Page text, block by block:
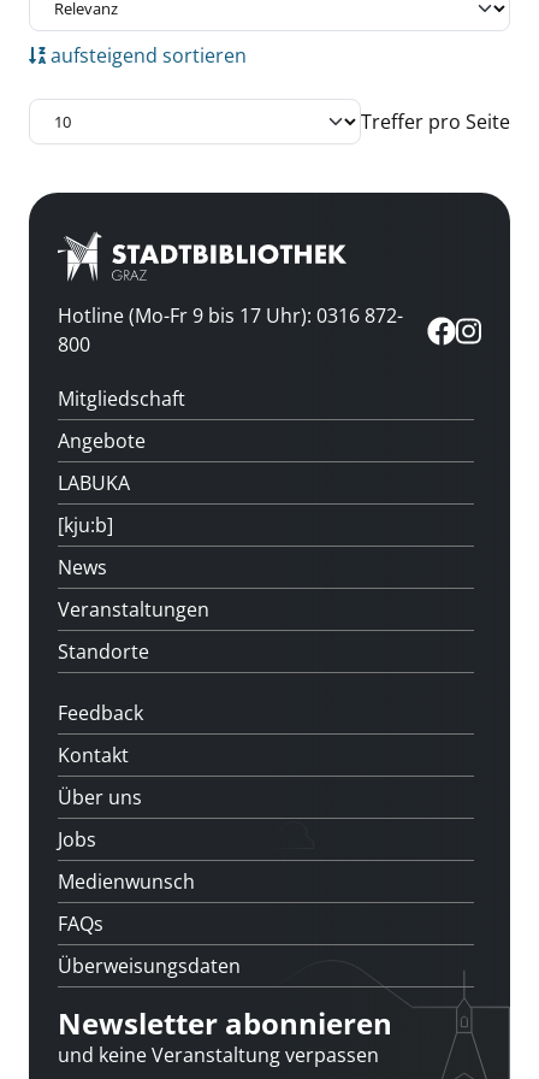
aufsteigend sortieren
Treffer pro Seite
Hotline (Mo-Fr 9 bis 17 Uhr): 0316 872-
800
Mitgliedschaft
Angebote
LABUKA
[kju:b]
News
Veranstaltungen
Standorte
Feedback
Kontakt
Über uns
Jobs
Medienwunsch
FAQs
Überweisungsdaten
Newsletter abonnieren
und keine Veranstaltung verpassen